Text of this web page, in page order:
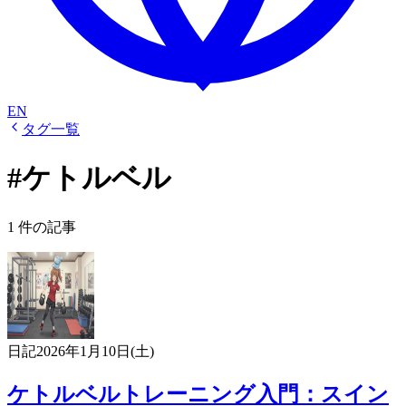
EN
タグ一覧
#ケトルベル
1 件の記事
日記2026年1月10日(土)
ケトルベルトレーニング入門：スイン